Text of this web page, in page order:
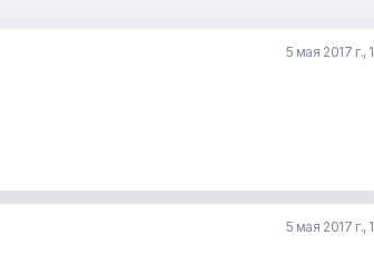
5 мая 2017 г.,
5 мая 2017 г.,